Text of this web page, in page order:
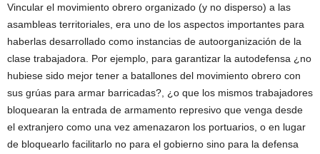
Vincular el movimiento obrero organizado (y no disperso) a las
asambleas territoriales, era uno de los aspectos importantes para
haberlas desarrollado como instancias de autoorganización de la
clase trabajadora. Por ejemplo, para garantizar la autodefensa ¿no
hubiese sido mejor tener a batallones del movimiento obrero con
sus grúas para armar barricadas?, ¿o que los mismos trabajadores
bloquearan la entrada de armamento represivo que venga desde
el extranjero como una vez amenazaron los portuarios, o en lugar
de bloquearlo facilitarlo no para el gobierno sino para la defensa